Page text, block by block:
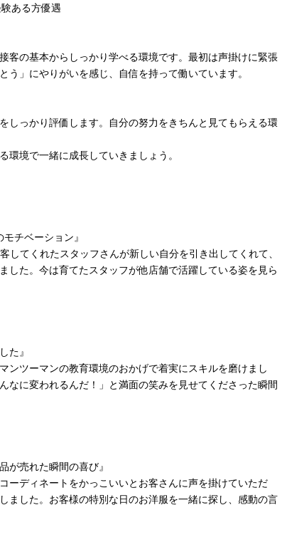
ある方優遇
客の基本からしっかり学べる環境です。最初は声掛けに緊張
」にやりがいを感じ、自信を持って働いています。
しっかり評価します。自分の努力をきちんと見てもらえる環
境で一緒に成長していきましょう。
チベーション』
してくれたスタッフさんが新しい自分を引き出してくれて、
した。今は育てたスタッフが他店舗で活躍している姿を見ら
た』
ンツーマンの教育環境のおかげで着実にスキルを磨けまし
なに変われるんだ！」と満面の笑みを見せてくださった瞬間
が売れた瞬間の喜び』
ーディネートをかっこいいとお客さんに声を掛けていただ
ました。お客様の特別な日のお洋服を一緒に探し、感動の言